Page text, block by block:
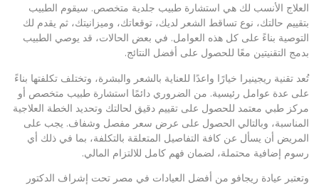
العلاج الأنسب لك هي استشارة طبيب جلدية متخصص. سيقوم الطبيب
بتقييم حالتك، نوع تساقط الشعر لديك، توقعاتك، وميزانيتك، ثم يقدم لك
التوصية بناءً على كل هذه العوامل. في بعض الحالات، قد يوصي الطبيب
بدمج التقنيتين معًا للحصول على أفضل النتائج.
تُعد تقنية ريجينيرا خيارًا واعدًا للعناية بالشعر والبشرة، وتختلف تكلفتها بناءً
على عدة عوامل رئيسية. من الضروري دائمًا استشارة طبيب متخصص أو
مركز طبي معتمد للحصول على تقييم دقيق لحالتك وتحديد الخطة العلاجية
المناسبة، وبالتالي الحصول على عرض سعر مفصل وشفاف. يجب على
المريض أن يسأل عن كافة التفاصيل المتعلقة بالتكلفة، بما في ذلك أي
رسوم إضافية محتملة، لضمان فهم كامل للالتزام المالي.
وتعتبر عيادة ريجافو من أفضل العيادات في مصر تحت إشراف الدكتور